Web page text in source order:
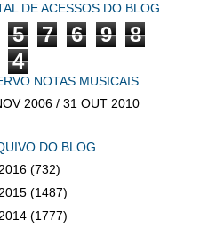
DE ACESSOS DO BLOG
5 7 6 9
8
4
NOTAS MUSICAIS
2006 / 31 OUT 2010
DO BLOG
(732)
(1487)
(1777)